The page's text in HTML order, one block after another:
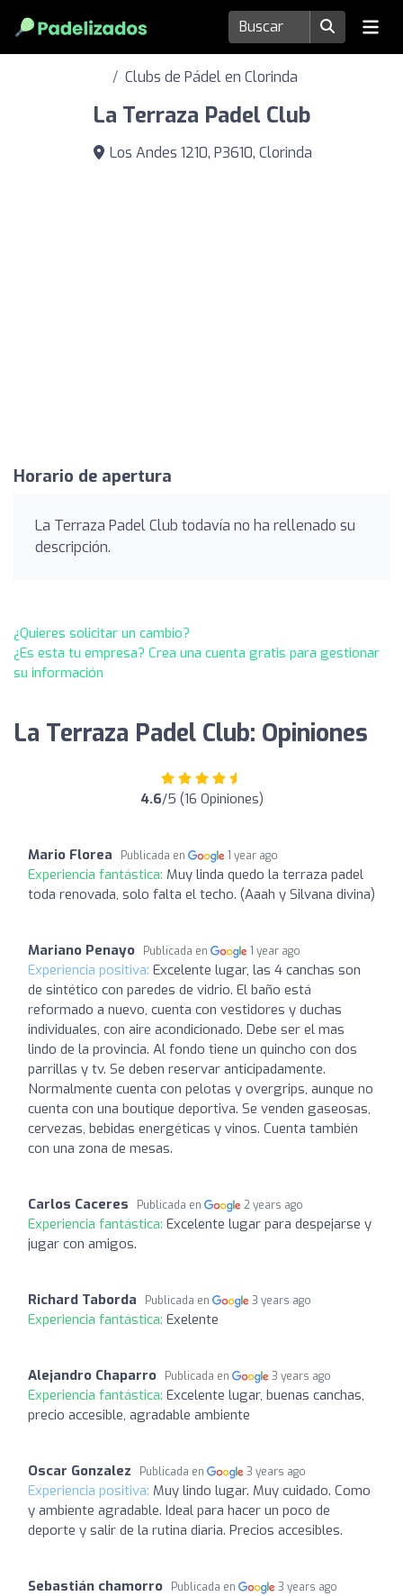
Clubs de Pádel en Clorinda
La Terraza Padel Club
Los Andes 1210, P3610, Clorinda
Horario de apertura
La Terraza Padel Club todavía no ha rellenado su
descripción.
¿Quieres solicitar un cambio?
¿Es esta tu empresa? Crea una cuenta gratis para gestionar
su información
La Terraza Padel Club: Opiniones
4.6/5 (16 Opiniones)
Mario Florea Publicada en 1 year ago
Experiencia fantástica: Muy linda quedo la terraza padel
toda renovada, solo falta el techo. (Aaah y Silvana divina)
Mariano Penayo Publicada en 1 year ago
Experiencia positiva: Excelente lugar, las 4 canchas son
de sintético con paredes de vidrio. El baño está
reformado a nuevo, cuenta con vestidores y duchas
individuales, con aire acondicionado. Debe ser el mas
lindo de la provincia. Al fondo tiene un quincho con dos
parrillas y tv. Se deben reservar anticipadamente.
Normalmente cuenta con pelotas y overgrips, aunque no
cuenta con una boutique deportiva. Se venden gaseosas,
cervezas, bebidas energéticas y vinos. Cuenta también
con una zona de mesas.
Carlos Caceres Publicada en 2 years ago
Experiencia fantástica: Excelente lugar para despejarse y
jugar con amigos.
Richard Taborda Publicada en 3 years ago
Experiencia fantástica: Exelente
Alejandro Chaparro Publicada en 3 years ago
Experiencia fantástica: Excelente lugar, buenas canchas,
precio accesible, agradable ambiente
Oscar Gonzalez Publicada en 3 years ago
Experiencia positiva: Muy lindo lugar. Muy cuidado. Como
y ambiente agradable. Ideal para hacer un poco de
deporte y salir de la rutina diaria. Precios accesibles.
Sebastián chamorro Publicada en 3 years ago